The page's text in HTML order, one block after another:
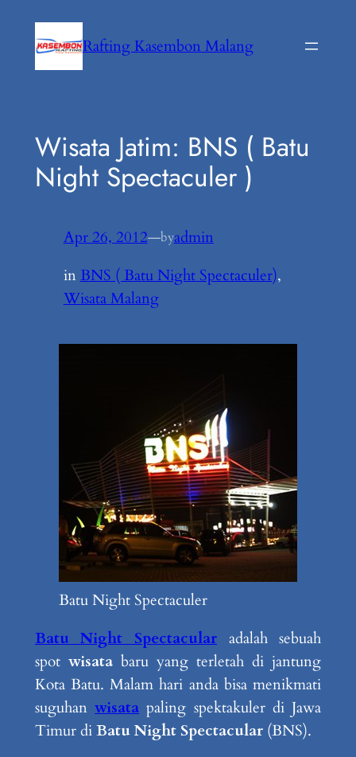
Rafting Kasembon Malang
Wisata Jatim: BNS ( Batu
Night Spectaculer )
Apr 26, 2012—byadmin
inBNS ( Batu Night Spectaculer)
Wisata Malang
Batu Night Spectaculer
Batu Night Spectacular adalah sebuah
spotwisatabaru yang terletah di jantung
Kota Batu. Malam hari anda bisa menikmati
suguhanwisata paling spektakuler di Jawa
Timur diBatu Night Spectacular(BNS).